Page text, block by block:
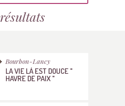
résultats
Bourbon-Lancy
LA VIE LÀ EST DOUCE "
HAVRE DE PAIX "